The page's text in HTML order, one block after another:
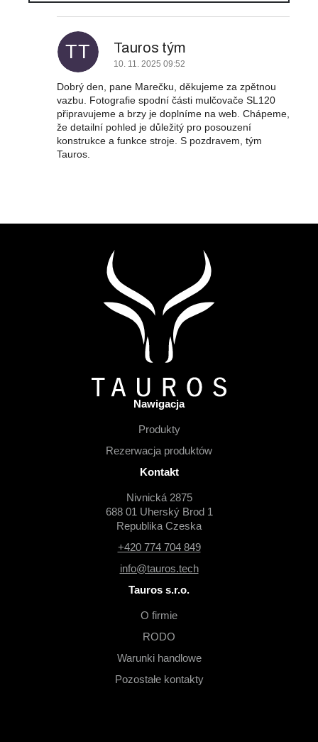
TT Tauros tým
10. 11. 2025 09:52
Dobrý den, pane Marečku, děkujeme za zpětnou
vazbu. Fotografie spodní části mulčovače SL120
připravujeme a brzy je doplníme na web. Chápeme,
že detailní pohled je důležitý pro posouzení
konstrukce a funkce stroje. S pozdravem, tým
Tauros.
Nawigacja
Produkty
Rezerwacja produktów
Kontakt
Nivnická 2875
688 01 Uherský Brod 1
Republika Czeska
+420 774 704 849
info@tauros.tech
Tauros s.r.o.
O firmie
RODO
Warunki handlowe
Pozostałe kontakty